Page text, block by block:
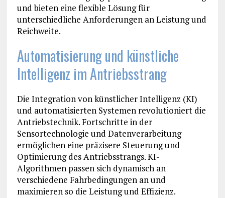
und bieten eine flexible Lösung für
unterschiedliche Anforderungen an Leistung und
Reichweite.
Automatisierung und künstliche
Intelligenz im Antriebsstrang
Die Integration von künstlicher Intelligenz (KI)
und automatisierten Systemen revolutioniert die
Antriebstechnik. Fortschritte in der
Sensortechnologie und Datenverarbeitung
ermöglichen eine präzisere Steuerung und
Optimierung des Antriebsstrangs. KI-
Algorithmen passen sich dynamisch an
verschiedene Fahrbedingungen an und
maximieren so die Leistung und Effizienz.